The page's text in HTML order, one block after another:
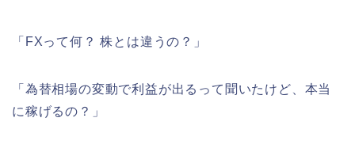
「FXって何？ 株とは違うの？」
「為替相場の変動で利益が出るって聞いたけど、本当
に稼げるの？」